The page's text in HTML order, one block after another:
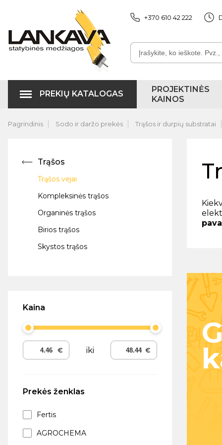
+370 610 42 222
PREKIŲ KATALOGAS
PROJEKTINĖS
KAINOS
Pagrindinis Sodo ir daržo prekės Trąšos ir durpių substratai
Trąšos
Trąšos vejai
Kompleksinės trąšos
Organinės trąšos
Birios trąšos
Skystos trąšos
Kaina
iki
Prekės ženklas
Fertis
AGROCHEMA